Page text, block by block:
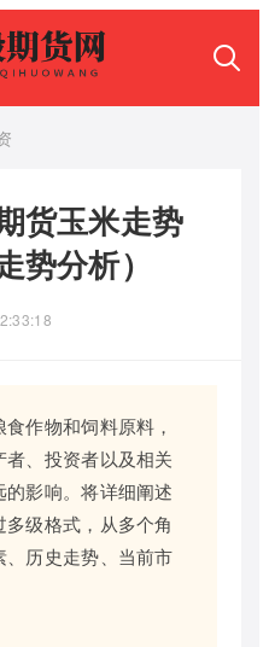
货玉米走势
势分析）
作物和饲料原料，
、投资者以及相关
影响。将详细阐述
级格式，从多个角
历史走势、当前市